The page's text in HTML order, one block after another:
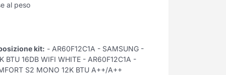
al peso
kit: - AR60F12C1A - SAMSUNG -
BTU 16DB WIFI WHITE - AR60F12C1A -
S2 MONO 12K BTU A++/A++